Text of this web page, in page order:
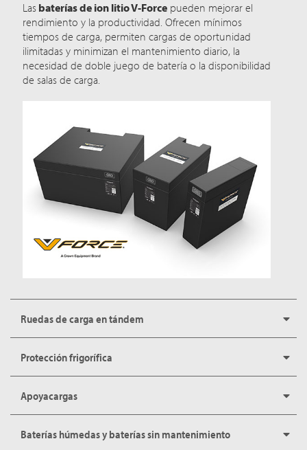
Las baterías de ion litio V-Force pueden mejorar el
rendimiento y la productividad. Ofrecen mínimos
tiempos de carga, permiten cargas de oportunidad
ilimitadas y minimizan el mantenimiento diario, la
necesidad de doble juego de batería o la disponibilidad
de salas de carga.
Ruedas de carga en tándem
Protección frigorífica
Apoyacargas
Baterías húmedas y baterías sin mantenimiento